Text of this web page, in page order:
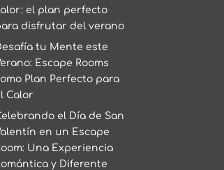
el plan perfecto
disfrutar del verano
tu Mente este
Escape Rooms
Plan Perfecto para
Calor
el Día de San
en un Escape
Una Experiencia
y Diferente